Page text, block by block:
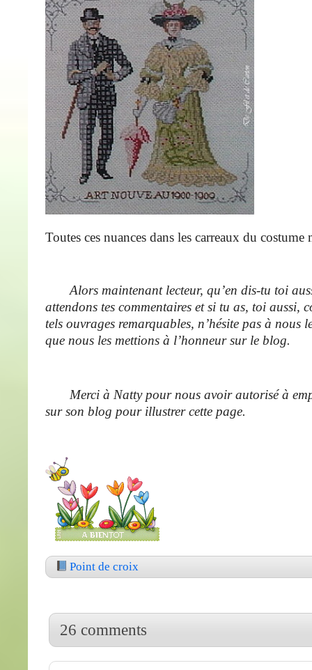
Toutes ces nuances dans les carreaux du
Alors maintenant lecteur, qu’en dis-tu toi
attendons tes commentaires et si tu as, toi aussi,
tels ouvrages remarquables, n’hésite pas à nous
que nous les mettions à l’honneur sur le blog.
Merci à Natty pour nous avoir autorisé à
sur son blog pour illustrer cette page.
Point de croix
26 comments